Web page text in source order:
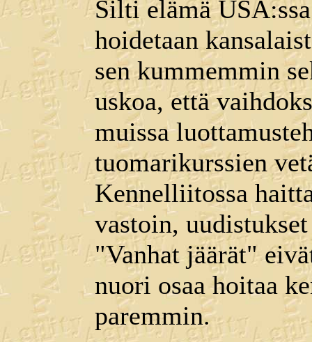
Silti elämä
hoidetaan
sen kummemmin
uskoa, että
muissa
tuomarikurssien
Kennelliitossa
vastoin,
"Vanhat jäärät"
nuori osaa hoitaa
paremmin.